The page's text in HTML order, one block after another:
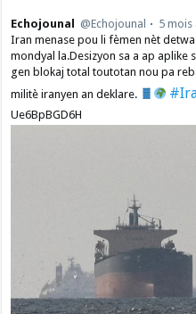
Echojounal @Echojounal
5 mois
Iran menase pou li fèmen nèt
mondyal la.Desizyon sa a ap aplike
gen blokaj total toutotan nou pa
militè iranyen an deklare.
Ue6BpBGD6H